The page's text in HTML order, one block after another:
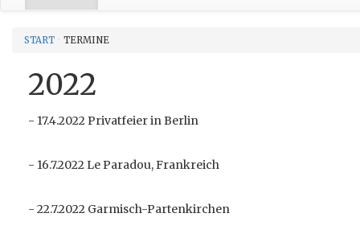
START TERMINE
2022
- 17.4.2022 Privatfeier in Berlin
- 16.7.2022 Le Paradou, Frankreich
- 22.7.2022 Garmisch-Partenkirchen